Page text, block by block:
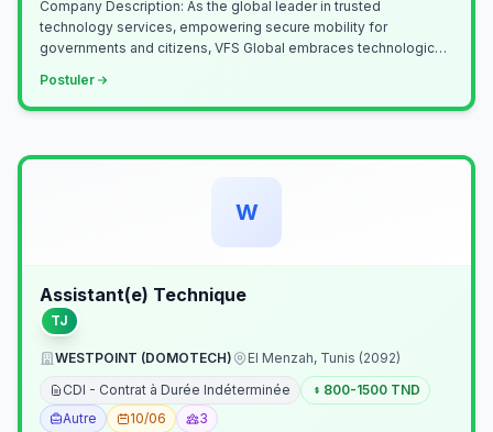
Company Description: As the global leader in trusted
technology services, empowering secure mobility for
governments and citizens, VFS Global embraces technological
Postuler
W
Assistant(e) Technique
TJ
WESTPOINT (DOMOTECH)
El Menzah, Tunis (2092)
CDI - Contrat à Durée Indéterminée
800-1500 TND
Autre
10/06 3